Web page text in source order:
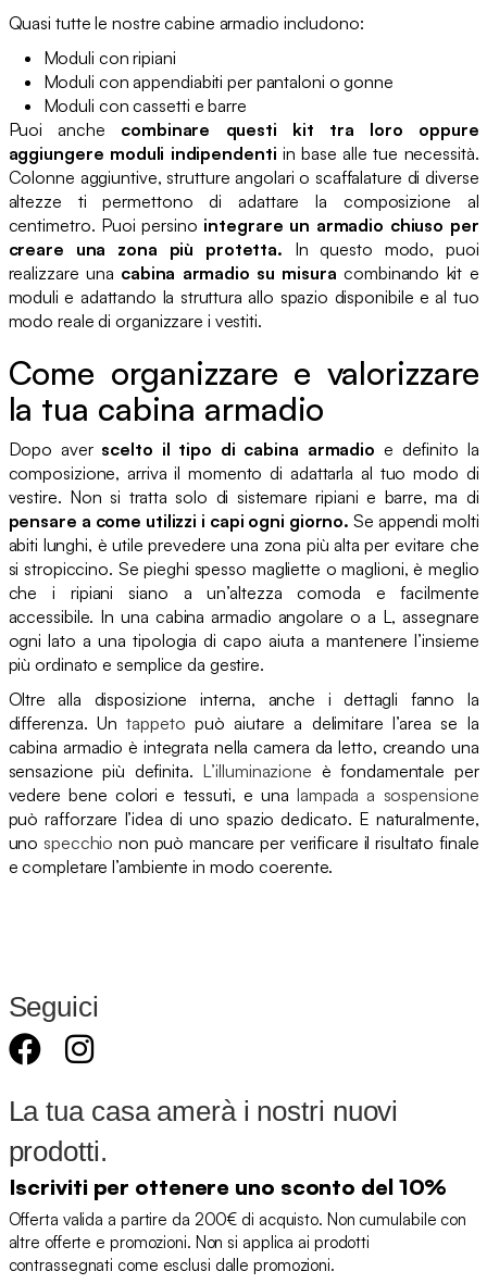
Quasi tutte le nostre cabine armadio includono:
Moduli con ripiani
Moduli con appendiabiti per pantaloni o gonne
Moduli con cassetti e barre
Puoi anche combinare questi kit tra loro oppure
aggiungere moduli indipendenti in base alle tue necessità.
Colonne aggiuntive, strutture angolari o scaffalature di diverse
altezze ti permettono di adattare la composizione al
centimetro. Puoi persino integrare un armadio chiuso per
creare una zona più protetta. In questo modo, puoi
realizzare una cabina armadio su misura combinando kit e
moduli e adattando la struttura allo spazio disponibile e al tuo
modo reale di organizzare i vestiti.
Come organizzare e valorizzare
la tua cabina armadio
Dopo aver scelto il tipo di cabina armadio e definito la
composizione, arriva il momento di adattarla al tuo modo di
vestire. Non si tratta solo di sistemare ripiani e barre, ma di
pensare a come utilizzi i capi ogni giorno. Se appendi molti
abiti lunghi, è utile prevedere una zona più alta per evitare che
si stropiccino. Se pieghi spesso magliette o maglioni, è meglio
che i ripiani siano a un’altezza comoda e facilmente
accessibile. In una cabina armadio angolare o a L, assegnare
ogni lato a una tipologia di capo aiuta a mantenere l’insieme
più ordinato e semplice da gestire.
Oltre alla disposizione interna, anche i dettagli fanno la
differenza. Untappeto può aiutare a delimitare l’area se la
cabina armadio è integrata nella camera da letto, creando una
sensazione più definita. L’illuminazione è fondamentale per
vedere bene colori e tessuti, e una lampada a sospensione
può rafforzare l’idea di uno spazio dedicato. E naturalmente,
uno specchio non può mancare per verificare il risultato finale
e completare l’ambiente in modo coerente.
Seguici
La tua casa amerà i nostri nuovi
prodotti.
Iscriviti per ottenere uno sconto del 10%
Offerta valida a partire da 200€ di acquisto. Non cumulabile con
altre offerte e promozioni. Non si applica ai prodotti
contrassegnati come esclusi dalle promozioni.